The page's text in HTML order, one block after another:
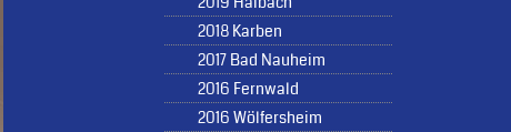
2018 Karben
2017 Bad Nauheim
2016 Fernwald
2016 Wölfersheim